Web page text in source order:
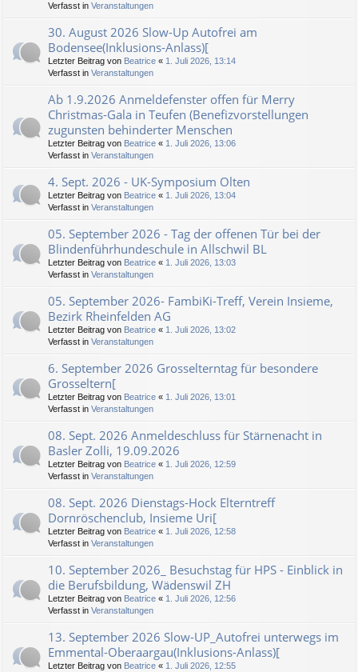
Verfasst in Veranstaltungen
30. August 2026 Slow-Up Autofrei am
Bodensee(Inklusions-Anlass)[
Letzter Beitrag von Beatrice « 1. Juli 2026, 13:14
Verfasst in Veranstaltungen
Ab 1.9.2026 Anmeldefenster offen für Merry
Christmas-Gala in Teufen (Benefizvorstellungen
zugunsten behinderter Menschen
Letzter Beitrag von Beatrice « 1. Juli 2026, 13:06
Verfasst in Veranstaltungen
4. Sept. 2026 - UK-Symposium Olten
Letzter Beitrag von Beatrice « 1. Juli 2026, 13:04
Verfasst in Veranstaltungen
05. September 2026 - Tag der offenen Tür bei der
Blindenführhundeschule in Allschwil BL
Letzter Beitrag von Beatrice « 1. Juli 2026, 13:03
Verfasst in Veranstaltungen
05. September 2026- FambiKi-Treff, Verein Insieme,
Bezirk Rheinfelden AG
Letzter Beitrag von Beatrice « 1. Juli 2026, 13:02
Verfasst in Veranstaltungen
6. September 2026 Grosselterntag für besondere
Grosseltern[
Letzter Beitrag von Beatrice « 1. Juli 2026, 13:01
Verfasst in Veranstaltungen
08. Sept. 2026 Anmeldeschluss für Stärnenacht in
Basler Zolli, 19.09.2026
Letzter Beitrag von Beatrice « 1. Juli 2026, 12:59
Verfasst in Veranstaltungen
08. Sept. 2026 Dienstags-Hock Elterntreff
Dornröschenclub, Insieme Uri[
Letzter Beitrag von Beatrice « 1. Juli 2026, 12:58
Verfasst in Veranstaltungen
10. September 2026_ Besuchstag für HPS - Einblick in
die Berufsbildung, Wädenswil ZH
Letzter Beitrag von Beatrice « 1. Juli 2026, 12:56
Verfasst in Veranstaltungen
13. September 2026 Slow-UP_Autofrei unterwegs im
Emmental-Oberaargau(Inklusions-Anlass)[
Letzter Beitrag von Beatrice « 1. Juli 2026, 12:55